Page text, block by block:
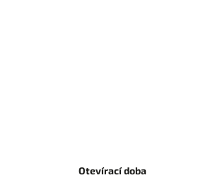
Otevírací doba